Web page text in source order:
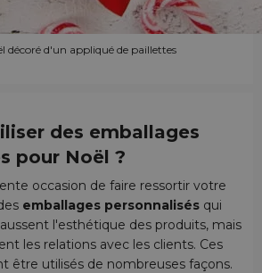
décoré d'un appliqué de paillettes
des emballages
pour Noël ?
occasion de faire ressortir votre
emballages personnalisés qui
l'esthétique des produits, mais
les relations avec les clients. Ces
être utilisés de nombreuses façons.